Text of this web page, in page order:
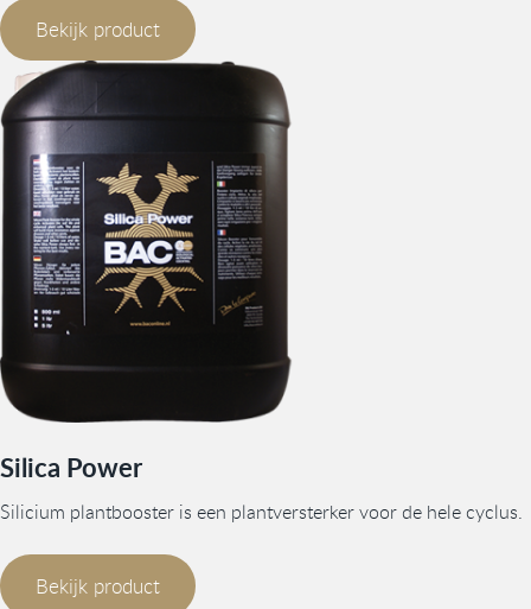
Bekijk product
Silica Power
Silicium plantbooster is een plantversterker voor de hele cyclus.
Bekijk product